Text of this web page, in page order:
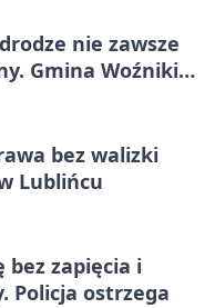
nie zawsze
Gmina Woźniki
bez walizki
Lublińcu
bez zapięcia i
Policja ostrzega